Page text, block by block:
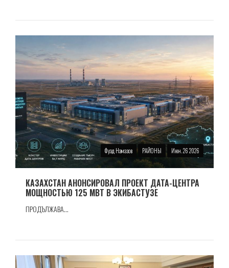
Фуад Намазов РАЙОНЫ Июн. 26 2026
КАЗАХСТАН АНОНСИРОВАЛ ПРОЕКТ ДАТА-ЦЕНТРА
МОЩНОСТЬЮ 125 МВТ В ЭКИБАСТУЗЕ
ПРОДЪЛЖАВА...